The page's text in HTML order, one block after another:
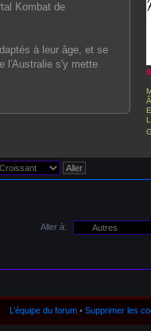
Kombat de
à leur âge, et se
l'Australie s'y mette
Aller à:
L’équipe du forum •Supprimer les